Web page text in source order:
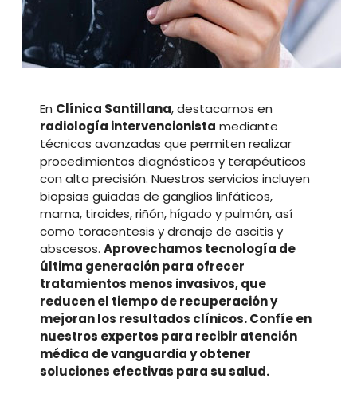
En Clínica Santillana, destacamos en
radiología intervencionista mediante
técnicas avanzadas que permiten realizar
procedimientos diagnósticos y terapéuticos
con alta precisión. Nuestros servicios incluyen
biopsias guiadas de ganglios linfáticos,
mama, tiroides, riñón, hígado y pulmón, así
como toracentesis y drenaje de ascitis y
abscesos. Aprovechamos tecnología de
última generación para ofrecer
tratamientos menos invasivos, que
reducen el tiempo de recuperación y
mejoran los resultados clínicos. Confíe en
nuestros expertos para recibir atención
médica de vanguardia y obtener
soluciones efectivas para su salud.